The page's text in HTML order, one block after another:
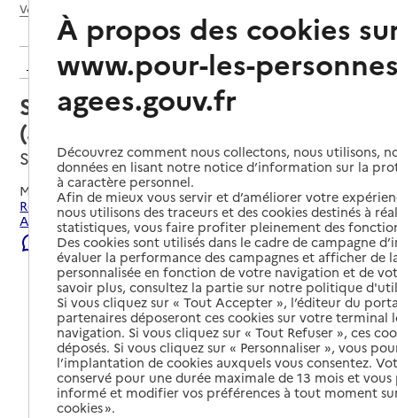
Voir le fil d’Ariane
Retour aux résultats de l'annuaire
Service autonomie à domicile
(aide) – ADMR
Saint-Amé, VOSGES
Mis à jour le23/07/2026
Rechercher les établissements et services autour de Saint-
Amé.
Signaler une erreur
À propos des cookies
www.pour-les-
agees.gouv.fr
Découvrez comment nous collectons, nous utilisons,
données en lisant notre notice d’information sur la
à caractère personnel.
Afin de mieux vous servir et d’améliorer votre
nous utilisons des traceurs et des cookies destinés à
statistiques, vous faire profiter pleinement des
Des cookies sont utilisés dans le cadre de campagne
évaluer la performance des campagnes et afficher de
personnalisée en fonction de votre navigation et de
savoir plus, consultez la partie sur notre politique
Si vous cliquez sur « Tout Accepter », l’éditeur du
partenaires déposeront ces cookies sur votre terminal
navigation. Si vous cliquez sur « Tout Refuser », ces
déposés. Si vous cliquez sur « Personnaliser », vous
l’implantation de cookies auxquels vous consentez.
conservé pour une durée maximale de 13 mois et
informé et modifier vos préférences à tout moment
cookies ».